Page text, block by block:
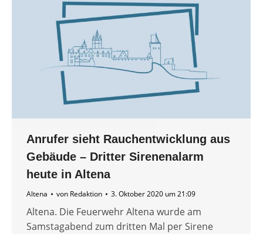
Anrufer sieht Rauchentwicklung aus
Gebäude – Dritter Sirenenalarm
heute in Altena
Altena von Redaktion 3. Oktober 2020 um 21:09
Altena. Die Feuerwehr Altena wurde am
Samstagabend zum dritten Mal per Sirene